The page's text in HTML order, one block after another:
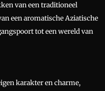
van een traditioneel
een aromatische Aziatische
tot een wereld van
karakter en charme,